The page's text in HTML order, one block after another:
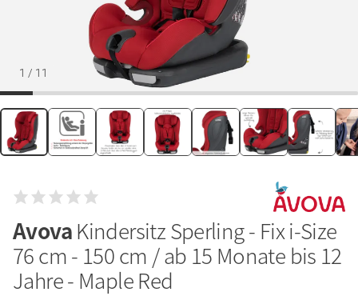
1 / 11
AvovaKindersitz Sperling - Fix i-Size
76 cm - 150 cm / ab 15 Monate bis 12
Jahre - Maple Red